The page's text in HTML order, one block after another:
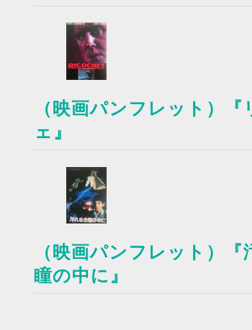
（映画パンフレット）『
ェ』
（映画パンフレット）『
瞳の中に』